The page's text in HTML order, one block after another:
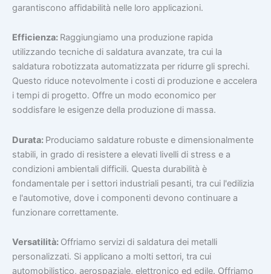
garantiscono affidabilità nelle loro applicazioni.
Efficienza: Raggiungiamo una produzione rapida
utilizzando tecniche di saldatura avanzate, tra cui la
saldatura robotizzata automatizzata per ridurre gli sprechi.
Questo riduce notevolmente i costi di produzione e accelera
i tempi di progetto. Offre un modo economico per
soddisfare le esigenze della produzione di massa.
Durata: Produciamo saldature robuste e dimensionalmente
stabili, in grado di resistere a elevati livelli di stress e a
condizioni ambientali difficili. Questa durabilità è
fondamentale per i settori industriali pesanti, tra cui l'edilizia
e l'automotive, dove i componenti devono continuare a
funzionare correttamente.
Versatilità: Offriamo servizi di saldatura dei metalli
personalizzati. Si applicano a molti settori, tra cui
automobilistico, aerospaziale, elettronico ed edile. Offriamo